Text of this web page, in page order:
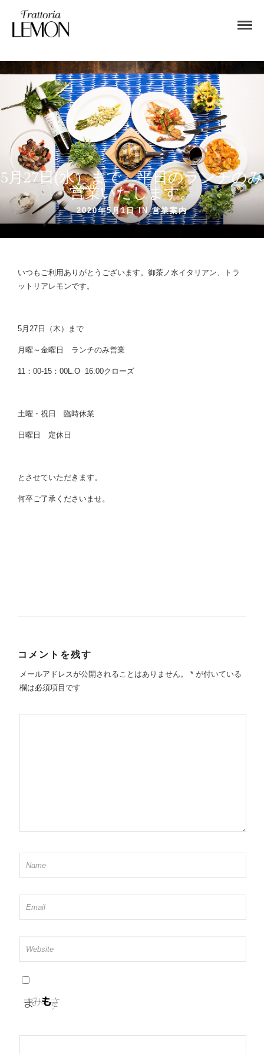
5月27日(水）まで 平日のランチのみ
営業いたします。
2020年5月1日 IN営業案内
いつもご利用ありがとうございます。御茶ノ水イタリアン、トラ
ットリアレモンです。
5月27日（木）まで
月曜～金曜日 ランチのみ営業
11：00-15：00L.O 16:00クローズ
土曜・祝日 臨時休業
日曜日 定休日
とさせていただきます。
何卒ご了承くださいませ。
コメントを残す
メールアドレスが公開されることはありません。 *が付いている
欄は必須項目です